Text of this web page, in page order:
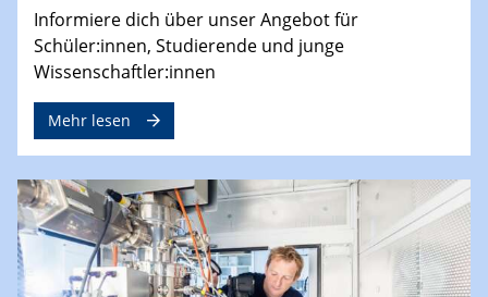
Informiere dich über unser Angebot für
Schüler:innen, Studierende und junge
Wissenschaftler:innen
Mehr lesen